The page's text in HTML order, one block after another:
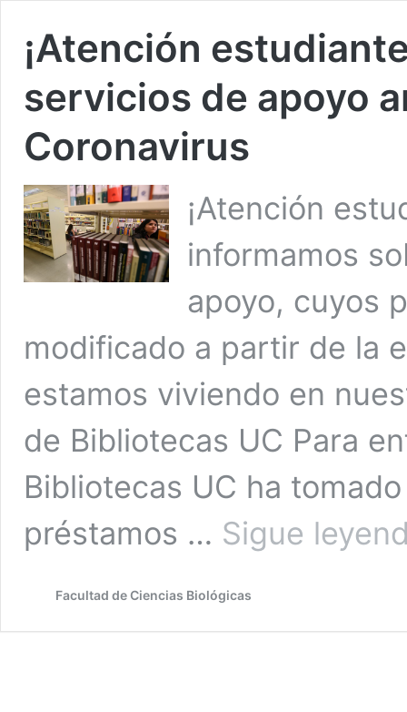
¡Atención
servicios de apoyo
Coronavirus
¡Atención
informamos
apoyo, cuyos
modificado a partir de la
estamos viviendo en
de Bibliotecas UC Para
Bibliotecas UC ha
préstamos … Sigue
Facultad de Ciencias Biológicas